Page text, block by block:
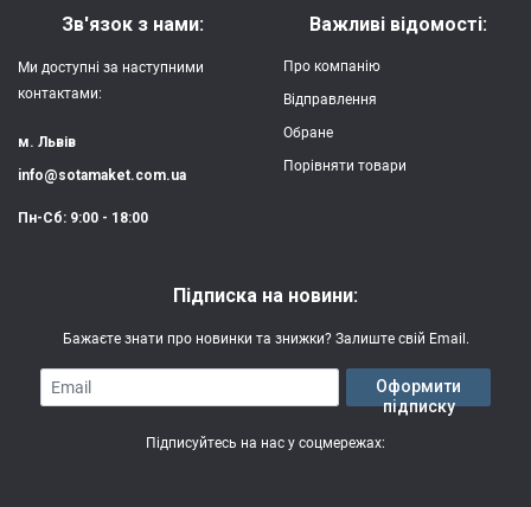
Зв'язок з нами:
Ми доступні за наступними
контактами:
м. Львів
info@sotamaket.com.ua
Пн-Сб: 9:00 - 18:00
Важливі відомості:
Про компанію
Відправлення
Обране
Порівняти товари
Підписка на новини:
Бажаєте знати про новинки та знижки? Залиште свій Email.
Email
Оформити
підписку
Підписуйтесь на нас у соцмережах: